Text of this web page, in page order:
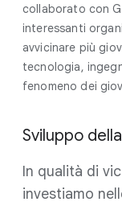
Sviluppo
In qualità di
investiamo
collaborato con
interessanti
avvicinare più
tecnologia,
fenomeno dei